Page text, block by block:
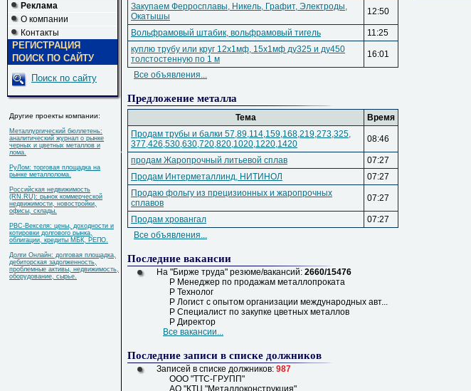
Реклама
О компании
Контакты
РЕГИСТРАЦИЯ
ПОИСК ПО САЙТУ
Поиск по сайту
Другие проекты компании:
Металлургический бюллетень:
аналитический журнал о рынке
черных и цветных металлов и
лома.
РуЛом: торговая площадка на
рынке металлолома.
Российская недвижимость
(RN.RU): рынок коммерческой
недвижимости, новостройки,
офисы, склады.
РВС-Векселя: цены, доходности и
котировки долгового рынка,
облигации, кредиты МБК, РЕПО.
Долги Онлайн: долговая площадка,
дебиторская задолженность,
проблемные активы, недвижимость,
оборудование, сырье.
Закупаем Ферросплавы, Никель, Графит, Электроды,
Окатышы
12:50
Вольфрамовый штабик, вольфрамовый тигель
11:25
куплю трубу или круг 12х1мф, 15х1мф ду325 и ду450
толстостенную по 1 м
16:01
Все объявления...
Предложение металла
Тема
Время
Продам трубы и балки 57,89,114,159,168,219,273,325,
377,426,530,630,720,820,1020,1220,1420 08:46
продам Жаропрочный литьевой сплав
07:27
Продам Интерметаллинд, НИТИНОЛ
07:27
Продаю фольгу из прецизионных и жаропрочных
сплавов
07:27
Продам хровангал
07:27
Все объявления...
Последние вакансии
На "Бирже труда" резюме/вакансий: 2660/15476
Р Менеджер по продажам металлопроката
Р Технолог
Р Логист с опытом организации международных авт...
Р Специалист по закупке цветных металлов
Р Директор
Все вакансии...
Последние записи в списке должников
Записей в списке должников: 987
ООО "ТТС-ГРУПП"
АО "КТЦ "Металлоконструкция"